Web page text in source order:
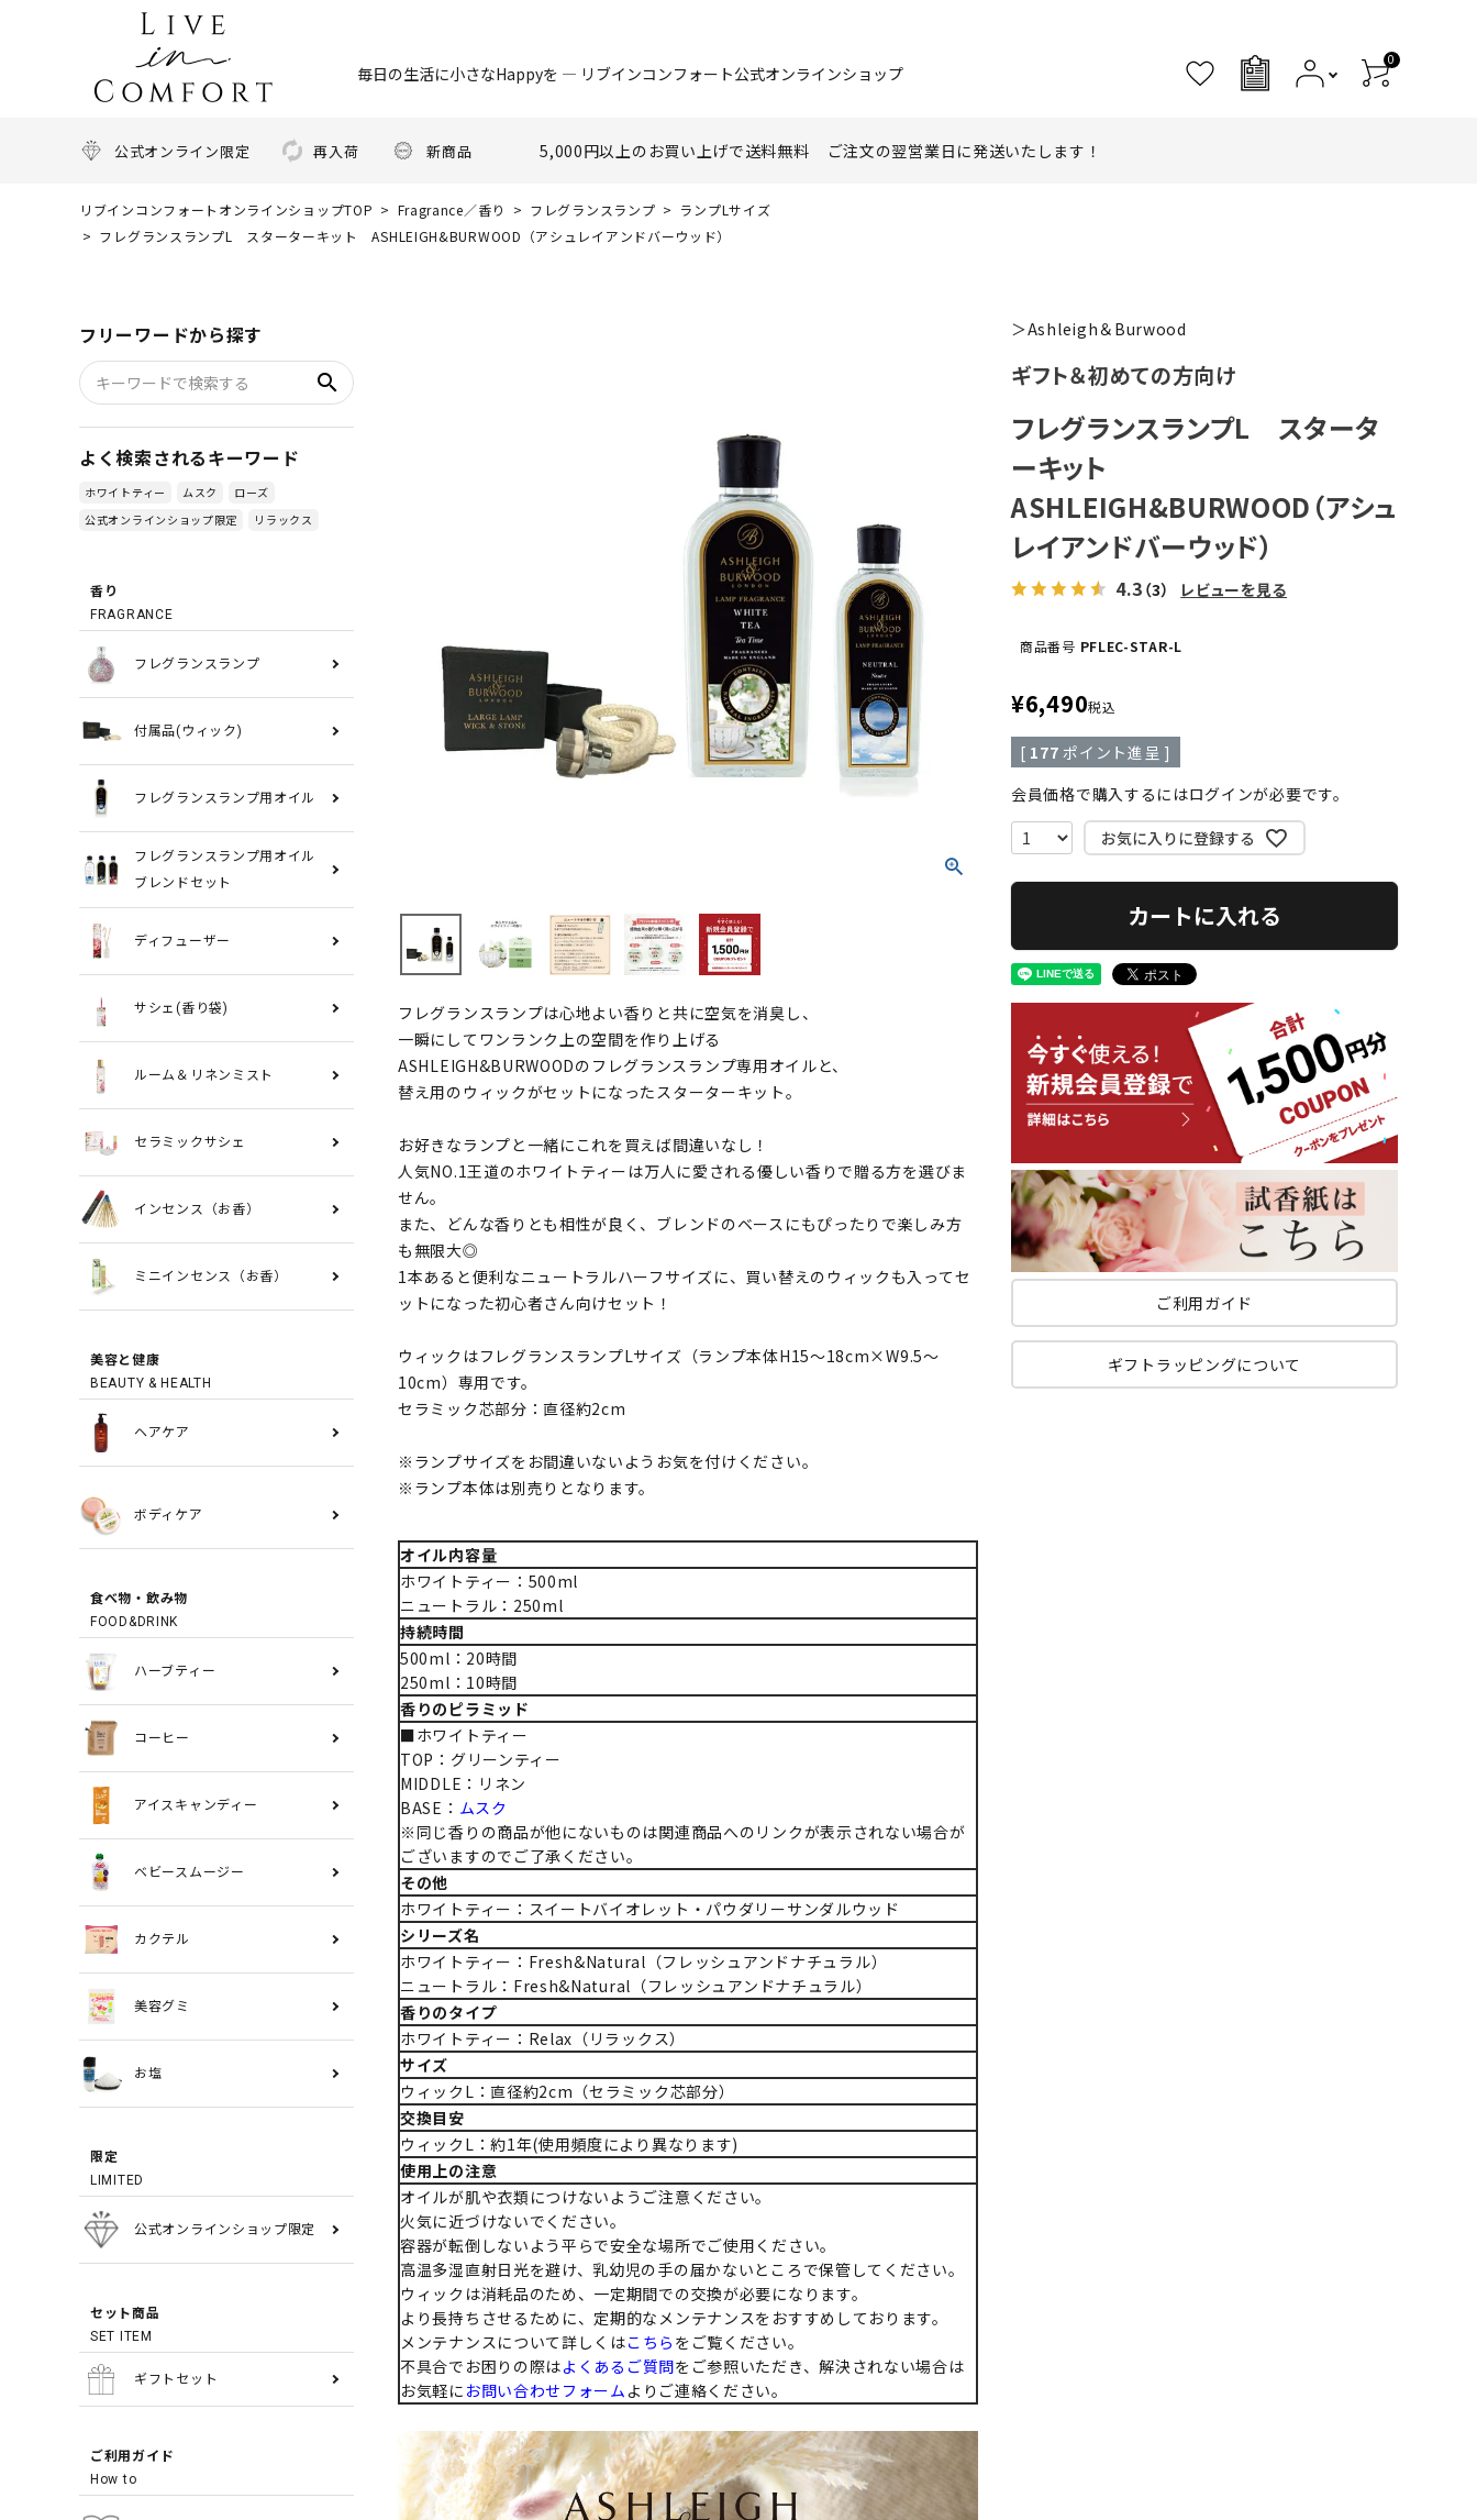
毎日の生活に小さなHappyを ― リブインコンフォート公式オンラインショップ
0
公式オンライン限定 再入荷 新商品 5,000円以上のお買い上げで送料無料 ご注文の翌営業日に発送いたします！
リブインコンフォートオンラインショップTOP Fragrance／香り フレグランスランプ
ランプLサイズ
フレグランスランプL スターターキット ASHLEIGH&BURWOOD（アシュレイアンドバーウッド）
フリーワードから探す
search
よく検索されるキーワード
ホワイトティー ムスク
ローズ
公式オンラインショップ限定
リラックス
香り
FRAGRANCE
フレグランスランプ
付属品(ウィック)
フレグランスランプ用オイル
フレグランスランプ用オイル
ブレンドセット
ディフューザー
サシェ(香り袋)
ルーム＆リネンミスト
セラミックサシェ
インセンス（お香）
ミニインセンス（お香）
美容と健康
BEAUTY & HEALTH
ヘアケア
ボディケア
食べ物・飲み物
FOOD&DRINK
ハーブティー
コーヒー
アイスキャンディー
ベビースムージー
カクテル
美容グミ
お塩
限定
LIMITED
公式オンラインショップ限定
セット商品
SET ITEM
ギフトセット
ご利用ガイド
How to
フレグランスランプは心地よい香りと共に空気を消臭し、
一瞬にしてワンランク上の空間を作り上げる
ASHLEIGH&BURWOODのフレグランスランプ専用オイルと、
替え用のウィックがセットになったスターターキット。
お好きなランプと一緒にこれを買えば間違いなし！
人気NO.1王道のホワイトティーは万人に愛される優しい香りで贈る方を選びま
せん。
また、どんな香りとも相性が良く、ブレンドのベースにもぴったりで楽しみ方
も無限大◎
1本あると便利なニュートラルハーフサイズに、買い替えのウィックも入ってセ
ットになった初心者さん向けセット！
ウィックはフレグランスランプLサイズ（ランプ本体H15～18cm×W9.5～
10cm）専用です。
セラミック芯部分：直径約2cm
※ランプサイズをお間違いないようお気を付けください。
※ランプ本体は別売りとなります。
オイル内容量
ホワイトティー：500ml
ニュートラル：250ml
持続時間
500ml：20時間
250ml：10時間
香りのピラミッド
■ホワイトティー
TOP：グリーンティー
MIDDLE：リネン
BASE： ムスク
※同じ香りの商品が他にないものは関連商品へのリンクが表示されない場合が
ございますのでご了承ください。
その他
ホワイトティー：スイートバイオレット・パウダリーサンダルウッド
シリーズ名
ホワイトティー：Fresh&Natural（フレッシュアンドナチュラル）
ニュートラル：Fresh&Natural（フレッシュアンドナチュラル）
香りのタイプ
ホワイトティー：Relax（リラックス）
サイズ
ウィックL：直径約2cm（セラミック芯部分）
交換目安
ウィックL：約1年(使用頻度により異なります)
使用上の注意
オイルが肌や衣類につけないようご注意ください。
火気に近づけないでください。
容器が転倒しないよう平らで安全な場所でご使用ください。
高温多湿直射日光を避け、乳幼児の手の届かないところで保管してください。
ウィックは消耗品のため、一定期間での交換が必要になります。
より長持ちさせるために、定期的なメンテナンスをおすすめしております。
メンテナンスについて詳しくはこちら をご覧ください。
不具合でお困りの際はよくあるご質問をご参照いただき、解決されない場合は
お気軽に お問い合わせフォーム よりご連絡ください。
＞Ashleigh＆Burwood
ギフト＆初めての方向け
フレグランスランプL スタータ
ーキット
ASHLEIGH&BURWOOD（アシュ
レイアンドバーウッド）
4.3 （3） レビューを見る
商品番号 PFLEC-STAR-L
¥6,490税込
[ 177 ポイント進呈 ]
会員価格で購入するにはログインが必要です。
お気に入りに登録する
カートに入れる
ご利用ガイド
ギフトラッピングについて